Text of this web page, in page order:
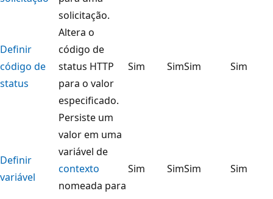
solicitação.
Definir
código de
status
Altera o
código de
status HTTP
para o valor
especificado.
Sim SimSim Sim
Definir
variável
Persiste um
valor em uma
variável de
contexto
nomeada para
Sim SimSim Sim